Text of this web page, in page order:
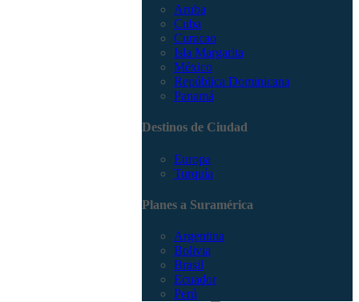
Aruba
Cuba
Curacao
Isla Margarita
México
República Dominicana
Panamá
Destinos de Ciudad
Europa
Turquía
Planes a Suramérica
Argentina
Bolivia
Brasil
Ecuador
Perú